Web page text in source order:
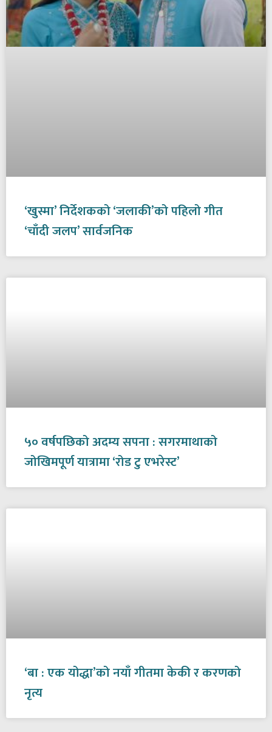
‘खुस्मा’ निर्देशकको ‘जलाकी’को पहिलो गीत
‘चाँदी जलप’ सार्वजनिक
५० वर्षपछिको अदम्य सपना : सगरमाथाको
जोखिमपूर्ण यात्रामा ‘रोड टु एभरेस्ट’
‘बा : एक योद्धा’को नयाँ गीतमा केकी र करणको
नृत्य